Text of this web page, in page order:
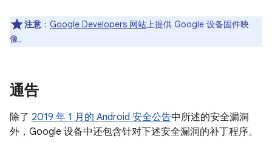
注意 ： Google Developers 网站上提供 Google 设备固件映
像。
通告
除了 2019 年 1 月的 Android 安全公告中所述的安全漏洞
外，Google 设备中还包含针对下述安全漏洞的补丁程序。